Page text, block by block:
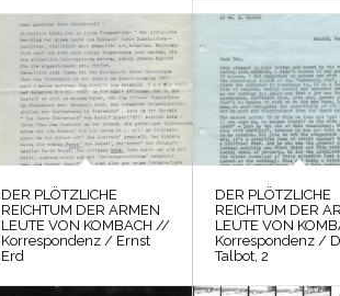
DER PLÖTZLICHE
REICHTUM DER ARMEN
LEUTE VON KOMBACH //
Korrespondenz / Ernst
Erd
DER PLÖTZLICHE
REICHTUM DER
LEUTE VON
Korrespondenz /
Talbot, 2